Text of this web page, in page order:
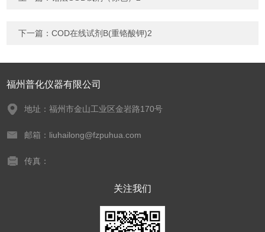
下一篇：COD在线试剂B(重铬酸钾)2
福州普化仪器有限公司
地址：福州市金山工业区金岩路170号
邮箱：liuhailong@fzpuhua.com
传真：
关注我们